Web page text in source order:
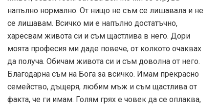
напълно нормално. От нищо не съм се лишавала и не
се лишавам. Всичко ми е напълно достатъчно,
харесвам живота си и съм щастлива в него. Дори
моята професия ми даде повече, от колкото очаквах
да получа. Обичам живота си и съм доволна от него.
Благодарна съм на Бога за всичко. Имам прекрасно
семейство, дъщеря, любим мъж и съм щастлива от
факта, че ги имам. Голям грях е човек да се оплаква,